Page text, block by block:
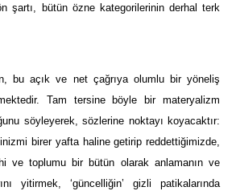
şartı, bütün özne kategorilerinin derhal terk
bu açık ve net çağrıya olumlu bir yöneliş
Tam tersine böyle bir materyalizm
söyleyerek, sözlerine noktayı koyacaktır:
birer yafta haline getirip reddettiğimizde,
ve toplumu bir bütün olarak anlamanın ve
yitirmek, ‘güncelliğin’ gizli patikalarında